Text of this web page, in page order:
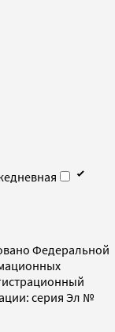
Федеральной
серия Эл №